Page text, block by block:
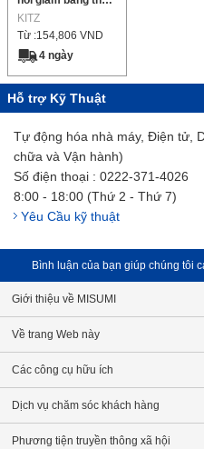
không gỉ
KITZ
Từ :154,806 VND
4 ngày
Hỗ trợ Kỹ Thuật
Tự động hóa nhà máy, Điện tử,
chữa và Vận hành)
Số điện thoại : 0222-371-4026
8:00 - 18:00 (Thứ 2 - Thứ 7)
Yêu Cầu kỹ thuật
Bình luận của bạn giúp chúng tôi
Giới thiệu về MISUMI
Về trang Web này
Các công cụ hữu ích
Dịch vụ chăm sóc khách hàng
Phương tiện truyền thông xã hội